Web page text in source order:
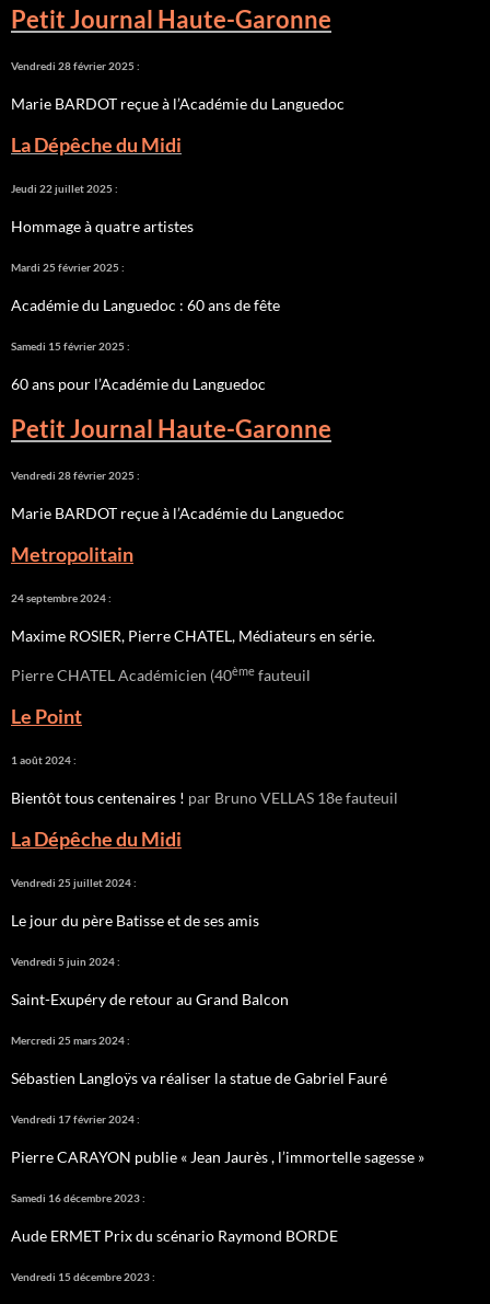
Petit Journal Haute-Garonne
Vendredi 28 février 2025 :
Marie BARDOT reçue à l’Académie du Languedoc
La Dépêche du Midi
Jeudi 22 juillet 2025 :
Hommage à quatre artistes
Mardi 25 février 2025 :
Académie du Languedoc : 60 ans de fête
Samedi 15 février 2025 :
60 ans pour l’Académie du Languedoc
Petit Journal Haute-Garonne
Vendredi 28 février 2025 :
Marie BARDOT reçue à l’Académie du Languedoc
Metropolitain
24 septembre 2024 :
Maxime ROSIER, Pierre CHATEL, Médiateurs en série.
Pierre CHATEL Académicien (40ème fauteuil
Le Point
1 août 2024 :
Bientôt tous centenaires ! par Bruno VELLAS 18e fauteuil
La Dépêche du Midi
Vendredi 25 juillet 2024 :
Le jour du père Batisse et de ses amis
Vendredi 5 juin 2024 :
Saint-Exupéry de retour au Grand Balcon
Mercredi 25 mars 2024 :
Sébastien Langloÿs va réaliser la statue de Gabriel Fauré
Vendredi 17 février 2024 :
Pierre CARAYON publie « Jean Jaurès , l’immortelle sagesse »
Samedi 16 décembre 2023 :
Aude ERMET Prix du scénario Raymond BORDE
Vendredi 15 décembre 2023 :